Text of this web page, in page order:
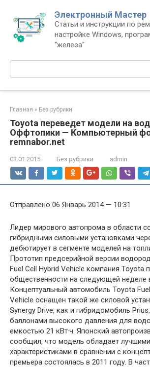
контенту
Электронный Мастер
Статьи и инструкции по
настройке Windows,
"железа"
Поиск:
Главная » Без рубрики
Toyota переведет модели на
Оффтопики — Компьютерный
remnabor.net
03.01.2015 Без рубрики admin
Отправлено 06 Январь 2014 — 10:31
Лидер мирового автопрома в области
гибридными силовыми установками
дебютирует в сегменте моделей на
Прототип предсерийной версии
Fuel Cell Hybrid Vehicle компания Toyota
общественности на следующей неделе
Концептуальный автомобиль Toyota
Vehicle оснащен такой же силовой
Synergy Drive, как и гибридомобиль
баллонами высокого давления для
емкостью 21 кВт·ч. Японский
сообщил, что модель обладает лучшими
характеристиками в сравнении с
премьера состоялась в 2011 году. В